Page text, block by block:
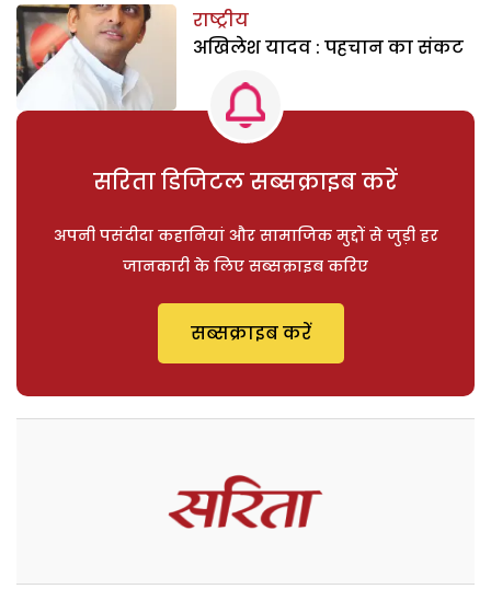
राष्ट्रीय
अखिलेश यादव : पहचान का संकट
सरिता डिजिटल सब्सक्राइब करें
अपनी पसंदीदा कहानियां और सामाजिक मुद्दों से जुड़ी हर
जानकारी के लिए सब्सक्राइब करिए
सब्सक्राइब करें